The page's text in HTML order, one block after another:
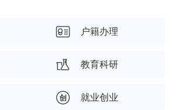
户籍办理
教育科研
就业创业